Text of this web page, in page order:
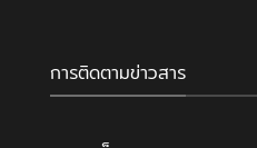
การติดตามข่าวสาร